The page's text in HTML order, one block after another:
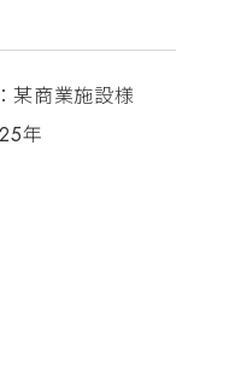
某商業施設様
年